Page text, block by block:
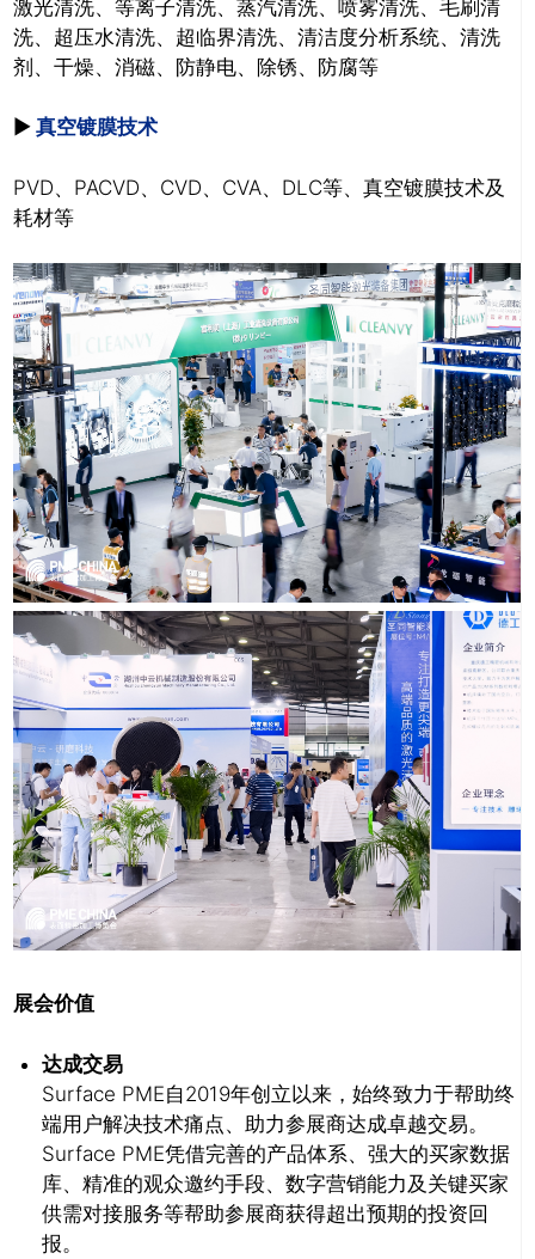
激光清洗、 等离子清洗、 蒸汽清洗、 喷雾清洗、 毛刷清
洗、 超压水清洗、 超临界清洗、 清洁度分析系统、 清洗
剂、 干燥、 消磁、 防静电、 除锈、 防腐等
► 真空镀膜技术
PVD、PACVD、CVD、CVA、DLC等、 真空镀膜技术及
耗材等
展会价值
达成交易
Surface PME自2019年创立以来，始终致力于帮助终
端用户解决技术痛点、助力参展商达成卓越交易。
Surface PME凭借完善的产品体系、强大的买家数据
库、精准的观众邀约手段、数字营销能力及关键买家
供需对接服务等帮助参展商获得超出预期的投资回
报。
关闭